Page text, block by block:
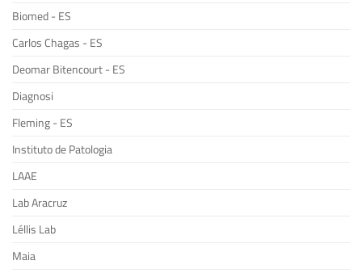
Biomed - ES
Carlos Chagas - ES
Deomar Bitencourt - ES
Diagnosi
Fleming - ES
Instituto de Patologia
LAAE
Lab Aracruz
Léllis Lab
Maia